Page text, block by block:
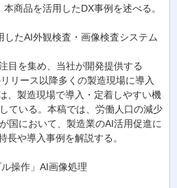
商品を活用したDX事例を述べる。
たAI外観検査・画像検査システム
目を集め、当社が開発提供する
リース以降多くの製造現場に導入
、製造現場で導入・定着しやすい機
ている。本稿では、労働人口の減少
国において、製造業のAI活用促進に
長や導入事例を解説する。
操作」AI画像処理